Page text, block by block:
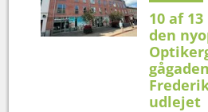
10 af
den
udlejet